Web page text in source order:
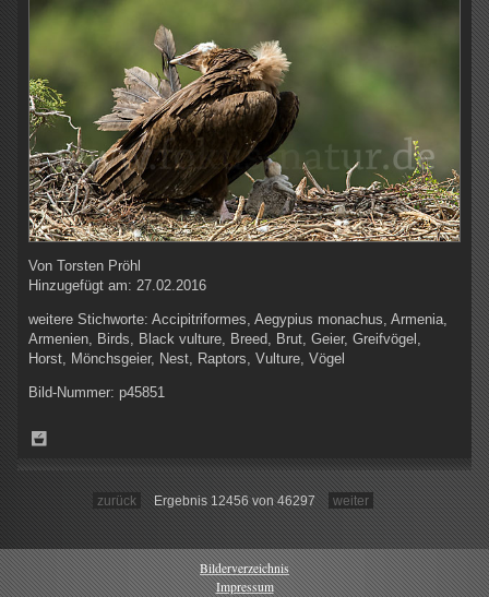
Von Torsten Pröhl
Hinzugefügt am: 27.02.2016
weitere Stichworte: Accipitriformes, Aegypius monachus, Armenia,
Armenien, Birds, Black vulture, Breed, Brut, Geier, Greifvögel,
Horst, Mönchsgeier, Nest, Raptors, Vulture, Vögel
Bild-Nummer: p45851
zurück Ergebnis 12456 von 46297 weiter
Bilderverzeichnis
Impressum